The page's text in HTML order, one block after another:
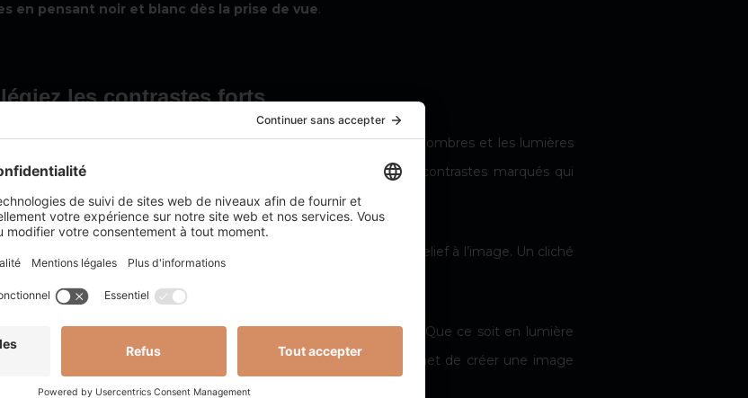
en pensant noir et blanc dès la prise de vue.
les contrastes forts
obtenir une image percutante, recherchez des scènes où les ombres et les lumières
comme le soleil en début ou en fin de journée, offrent des contrastes marqués qui
qui apportent de la structure, de la profondeur et du relief à l’image. Un cliché
voire illisible.
sur les écarts entre les zones claires et les zones sombres
. Que ce soit en lumière
ombres sont marquées et les lumières bien définies. Cela permet de créer une image